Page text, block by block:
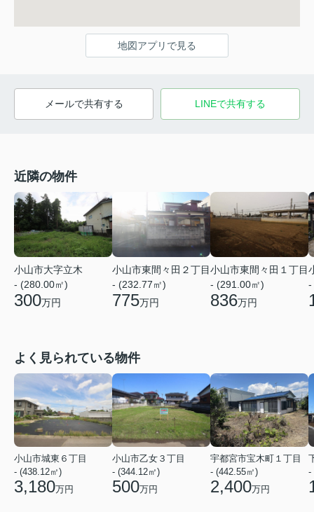
地図アプリで見る
メールで共有する LINEで共有する
近隣の物件
小山市大字立木
- (280.00㎡)
300万円
小山市東間々田２丁目
- (232.77㎡)
775万円
小山市東間々田１丁目
- (291.00㎡)
836万円
-
よく見られている物件
小山市城東６丁目
- (438.12㎡)
3,180万円
小山市乙女３丁目
- (344.12㎡)
500万円
宇都宮市宝木町１丁目
- (442.55㎡)
2,400万円
-